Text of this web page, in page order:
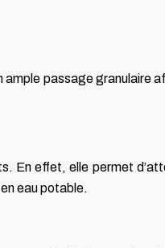
ample passage granulaire
En effet, elle permet
en eau potable.